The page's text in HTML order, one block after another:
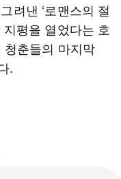
려낸 ‘로맨스의 절
평을 열었다는 호
춘들의 마지막
.